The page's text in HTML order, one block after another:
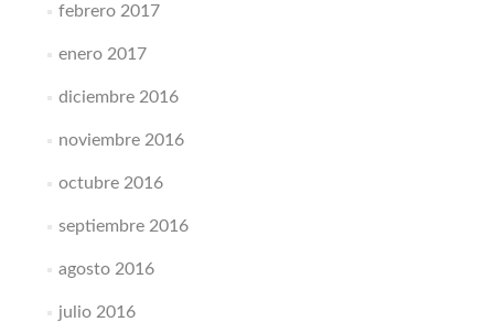
febrero 2017
enero 2017
diciembre 2016
noviembre 2016
octubre 2016
septiembre 2016
agosto 2016
julio 2016